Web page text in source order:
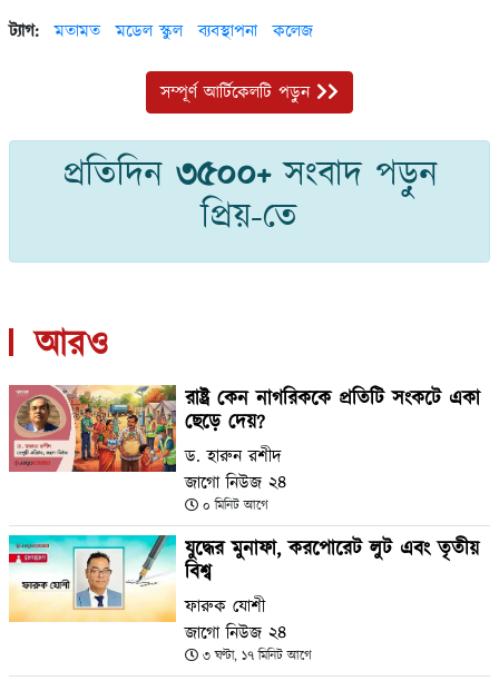
ট্যাগ: মতামত মডেল স্কুল ব্যবস্থাপনা কলেজ
সম্পূর্ণ আর্টিকেলটি পড়ুন
প্রতিদিন ৩৫০০+সংবাদ পড়ুন
প্রিয়-তে
আরও
রাষ্ট্র কেন নাগরিককে প্রতিটি সংকটে একা
ছেড়ে দেয়?
ড. হারুন রশীদ
জাগো নিউজ ২৪
০ মিনিট আগে
যুদ্ধের মুনাফা, করপোরেট লুট এবং তৃতীয়
বিশ্ব
ফারুক যোশী
জাগো নিউজ ২৪
৩ ঘণ্টা, ১৭ মিনিট আগে